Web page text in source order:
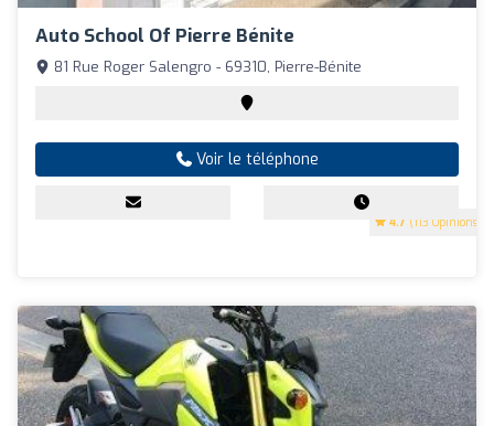
Auto School Of Pierre Bénite
4.7 (113 Opinions)
81 Rue Roger Salengro - 69310, Pierre-Bénite
Voir le téléphone